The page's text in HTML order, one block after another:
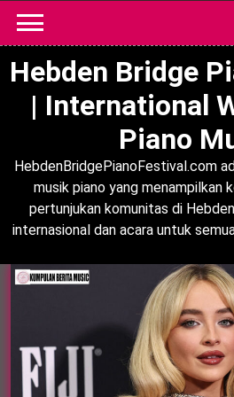
content
Hebden Bridge
| International
Piano
HebdenBridgePianoFestival.com
musik piano yang menampilkan
pertunjukan komunitas di
internasional dan acara untuk